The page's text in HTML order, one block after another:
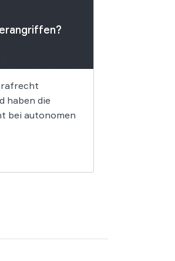
haben die
bei autonomen